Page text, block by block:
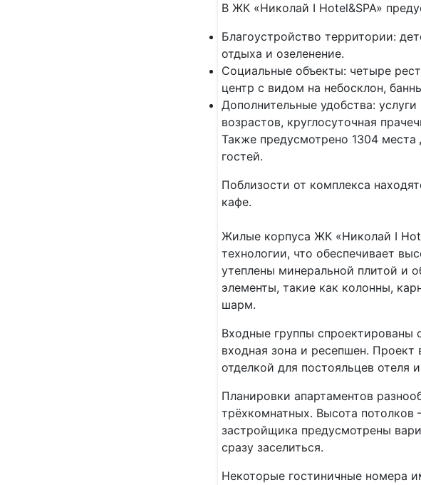
В ЖК «Николай I Hotel&SPA»
Благоустройство территории:
отдыха и озеленение.
Социальные объекты: четыре
центр с видом на небосклон,
Дополнительные удобства:
возрастов, круглосуточная
Также предусмотрено 1304
гостей.
Поблизости от комплекса
кафе.
Жилые корпуса ЖК «Николай I
технологии, что обеспечивает
утеплены минеральной плитой и
элементы, такие как колонны,
шарм.
Входные группы спроектированы
входная зона и ресепшен.
отделкой для постояльцев отеля
Планировки апартаментов
трёхкомнатных. Высота
застройщика предусмотрены
сразу заселиться.
Некоторые гостиничные номера